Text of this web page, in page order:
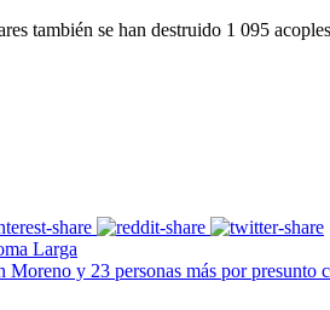
también se han destruido 1 095
Larga
y 23 personas más por presunto